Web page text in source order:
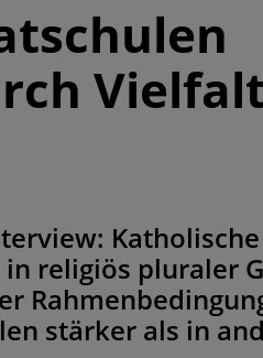
religiös pluraler
stärker als in